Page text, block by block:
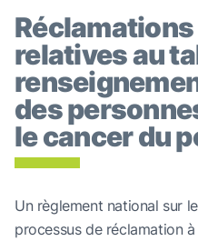
relatives au
des
le cancer du
Un règlement national sur
processus de réclamation